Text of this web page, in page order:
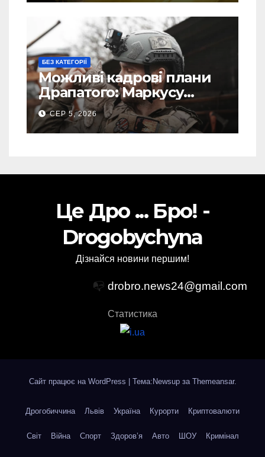
БЕЗ КАТЕГОРІЇ
Можливі кадрові плани
Драпатого: Маркусу
пророкують важливу
посаду у ЗСУ
СЕР 5, 2026
Це Дро ... Бро! -
Drogobychyna
Дізнайся новини першим!
📭 drobro.news24@gmail.com
Статистика
Сайт працює на WordPress | Тема:Newsup за Themeansar.
Дрогобиччина Львів Україна Курорти Криптовалюти
Світ Війна Спорт Здоров’я Авто ШОУ Кримінал